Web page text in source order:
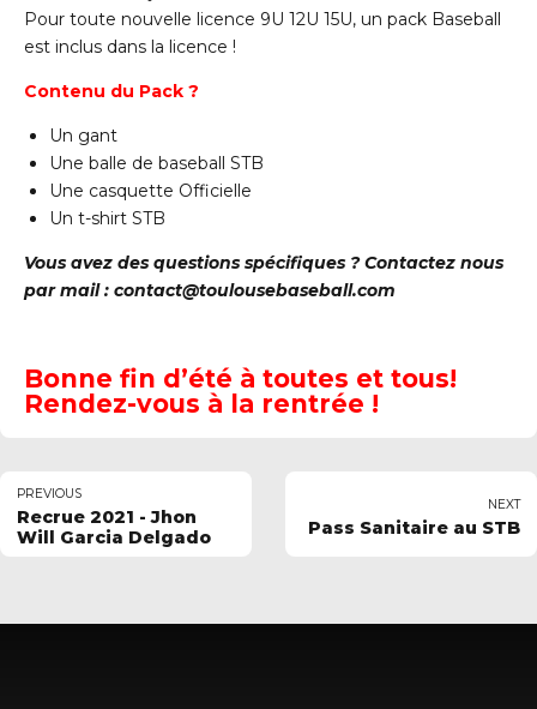
Pour toute nouvelle licence 9U 12U 15U, un pack Baseball
est inclus dans la licence !
Contenu du Pack ?
Un gant
Une balle de baseball STB
Une casquette Officielle
Un t-shirt STB
Vous avez des questions spécifiques ? Contactez nous
par mail : contact@toulousebaseball.com
Bonne fin d’été à toutes et tous!
Rendez-vous à la rentrée !
PREVIOUS
Recrue 2021 - Jhon
Will Garcia Delgado
NEXT
Pass Sanitaire au STB